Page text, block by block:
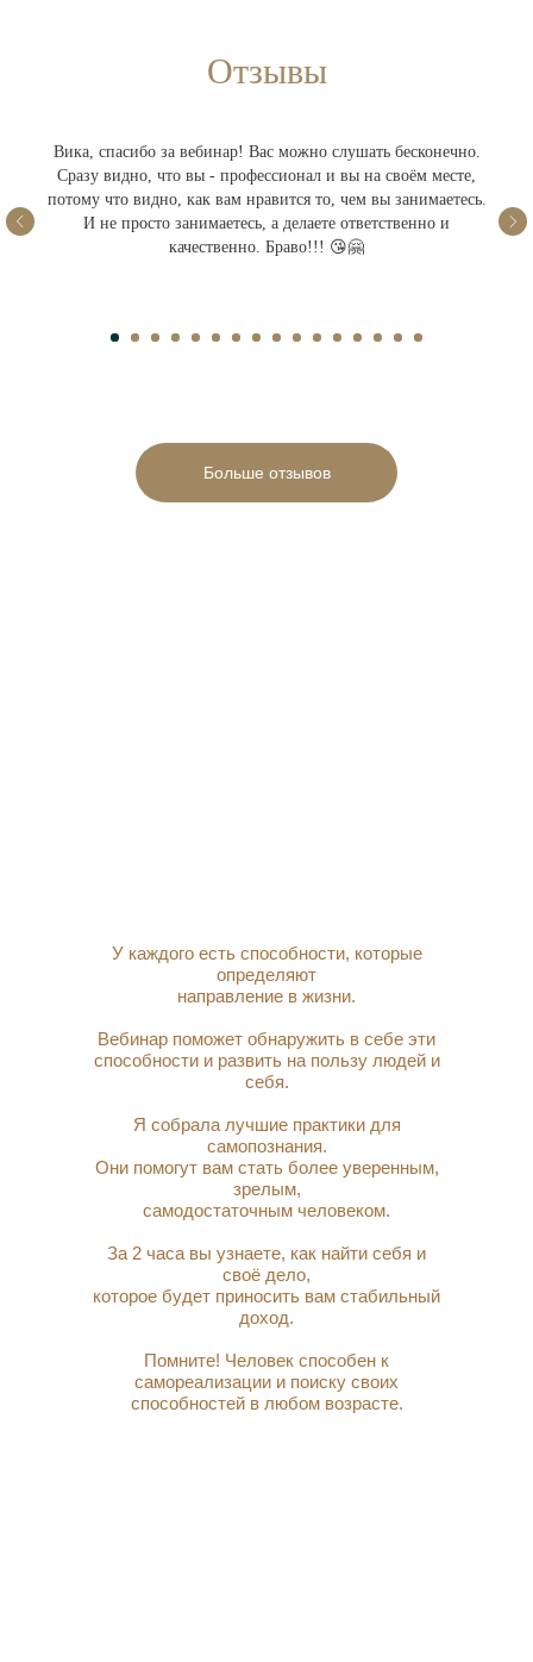
Отзывы
Вика, спасибо за вебинар! Вас можно слушать бесконечно.
Сразу видно, что вы - профессионал и вы на своём месте,
потому что видно, как вам нравится то, чем вы занимаетесь.
И не просто занимаетесь, а делаете ответственно и
качественно. Браво!!! 😘🤗
Больше отзывов
У каждого есть способности, которые
определяют
направление в жизни.
Вебинар поможет обнаружить в себе эти
способности и развить на пользу людей и
себя.
Я собрала лучшие практики для
самопознания.
Они помогут вам стать более уверенным,
зрелым,
самодостаточным человеком.
За 2 часа вы узнаете, как найти себя и
своё дело,
которое будет приносить вам стабильный
доход.
Помните! Человек способен к
самореализации и поиску своих
способностей в любом возрасте.